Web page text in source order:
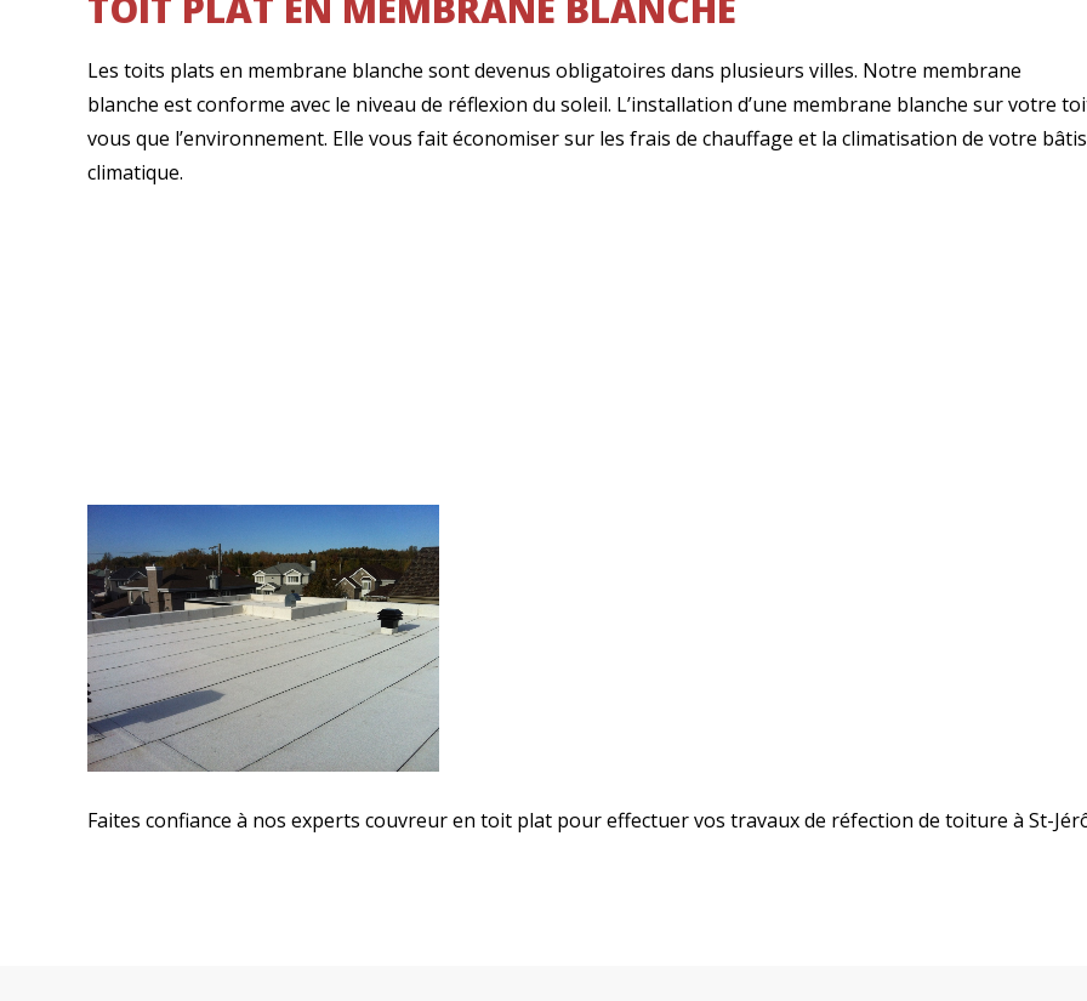
Les toits plats en membrane blanche sont devenus obligatoires dans plusieurs villes. Notre membrane
blanche est conforme avec le niveau de réflexion du soleil. L’installation d’une membrane blanche sur
vous que l’environnement. Elle vous fait économiser sur les frais de chauffage et la climatisation de votre
climatique.
Faites confiance à nos experts couvreur en toit plat pour effectuer vos travaux de réfection de toiture à St-